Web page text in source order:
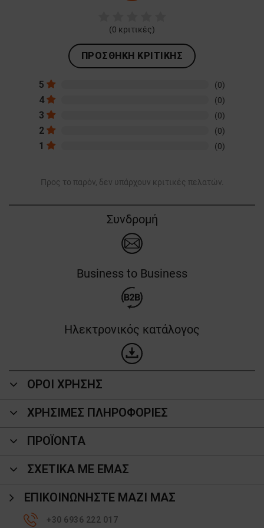
(0 κριτικές)
ΠΡΟΣΘΉΚΗ ΚΡΙΤΙΚΉΣ
5 (0)
4 (0)
3 (0)
2 (0)
1 (0)
Προς το παρόν, δεν υπάρχουν κριτικές πελατών.
Συνδρομή
Business to Business
Ηλεκτρονικός κατάλογος
ΟΡΟΙ ΧΡΗΣΗΣ
ΧΡΗΣΙΜΕΣ ΠΛΗΡΟΦΟΡΙΕΣ
ΠΡΟΪΌΝΤΑ
ΣΧΕΤΙΚΑ ΜΕ ΕΜΑΣ
ΕΠΙΚΟΙΝΩΝΉΣΤΕ ΜΑΖΊ ΜΑΣ
+30 6936 222 017